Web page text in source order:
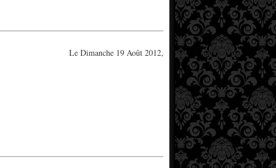
Le Dimanche 19 Août 2012,
spectacle.